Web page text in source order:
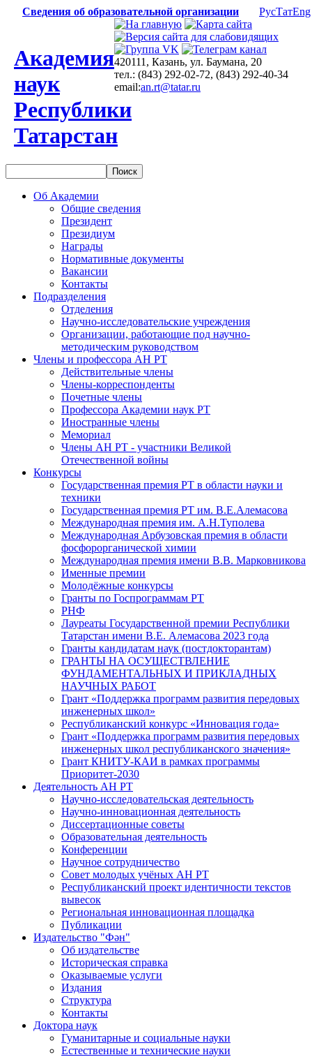
Сведения об образовательной организации РусТатEng
Академия
наук
Республики
Татарстан
420111, Казань, ул. Баумана, 20
тел.: (843) 292-02-72, (843) 292-40-34
email:an.rt@tatar.ru
Об Академии
Общие сведения
Президент
Президиум
Награды
Нормативные документы
Вакансии
Контакты
Подразделения
Отделения
Научно-исследовательские учреждения
Организации, работающие под научно-
методическим руководством
Члены и профессора АН РТ
Действительные члены
Члены-корреспонденты
Почетные члены
Профессора Академии наук РТ
Иностранные члены
Мемориал
Члены АН РТ - участники Великой
Отечественной войны
Конкурсы
Государственная премия РТ в области науки и
техники
Государственная премия РТ им. В.Е.Алемасова
Международная премия им. А.Н.Туполева
Международная Арбузовская премия в области
фосфорорганической химии
Международная премия имени В.В. Марковникова
Именные премии
Молодёжные конкурсы
Гранты по Госпрограммам РТ
РНФ
Лауреаты Государственной премии Республики
Татарстан имени В.Е. Алемасова 2023 года
Гранты кандидатам наук (постдокторантам)
ГРАНТЫ НА ОСУЩЕСТВЛЕНИЕ
ФУНДАМЕНТАЛЬНЫХ И ПРИКЛАДНЫХ
НАУЧНЫХ РАБОТ
Грант «Поддержка программ развития передовых
инженерных школ»
Республиканский конкурс «Инновация года»
Грант «Поддержка программ развития передовых
инженерных школ республиканского значения»
Грант КНИТУ-КАИ в рамках программы
Приоритет-2030
Деятельность АН РТ
Научно-исследовательская деятельность
Научно-инновационная деятельность
Диссертационные советы
Образовательная деятельность
Конференции
Научное сотрудничество
Совет молодых учёных АН РТ
Республиканский проект идентичности текстов
вывесок
Региональная инновационная площадка
Публикации
Издательство "Фән"
Об издательстве
Историческая справка
Оказываемые услуги
Издания
Структура
Контакты
Доктора наук
Гуманитарные и социальные науки
Естественные и технические науки